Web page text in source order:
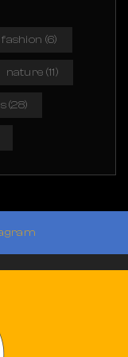
fashion (6)
nature (11)
(28)